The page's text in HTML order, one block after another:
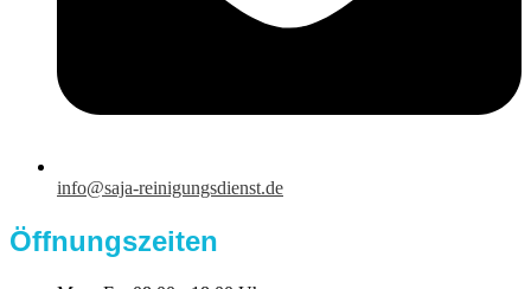
info@saja-reinigungsdienst.de
Öffnungszeiten